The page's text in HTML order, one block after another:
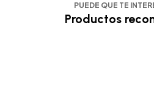
PUEDE QUE TE
Productos